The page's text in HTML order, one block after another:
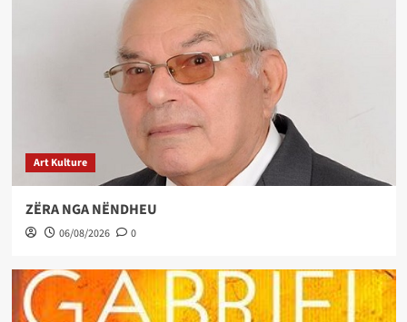
Art Kulture
ZËRA NGA NËNDHEU
06/08/2026 0